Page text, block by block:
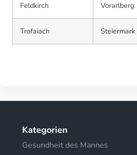
Feldkirch Vorarlberg
Trofaiach Steiermark
Kategorien
Gesundheit des Mannes